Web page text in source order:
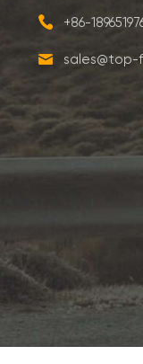
+86-
sales@top-